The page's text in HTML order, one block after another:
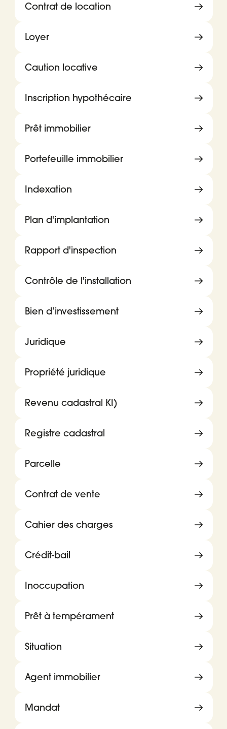
Contrat de location
Loyer
Caution locative
Inscription hypothécaire
Prêt immobilier
Portefeuille immobilier
Indexation
Plan d'implantation
Rapport d'inspection
Contrôle de l'installation
Bien d’investissement
Juridique
Propriété juridique
Revenu cadastral KI)
Registre cadastral
Parcelle
Contrat de vente
Cahier des charges
Crédit-bail
Inoccupation
Prêt à tempérament
Situation
Agent immobilier
Mandat